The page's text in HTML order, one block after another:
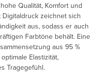
Qualität, Komfort und
zeichnet sich
aus, sodass er auch
Farbtöne behält. Eine
aus 95 %
Elastizität,
Tragegefühl.